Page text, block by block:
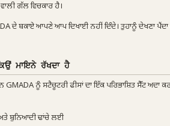
ਗੱਲ ਵਿਚਕਾਰ ਹੈ।
ਦੇ ਬਕਾਏ ਆਪਣੇ ਆਪ ਦਿਖਾਈ ਨਹੀਂ ਦਿੰਦੇ। ਤੁਹਾਨੂੰ ਦੇਖਣਾ
ਮਾਇਨੇ ਰੱਖਦਾ ਹੈ
GMADA ਨੂੰ ਸਟੈਚੂਟਰੀ ਫੀਸਾਂ ਦਾ ਇੱਕ ਪਰਿਭਾਸ਼ਿਤ ਸੈੱਟ ਅਦਾ
ਅਤੇ ਬੁਨਿਆਦੀ ਢਾਂਚੇ ਲਈ